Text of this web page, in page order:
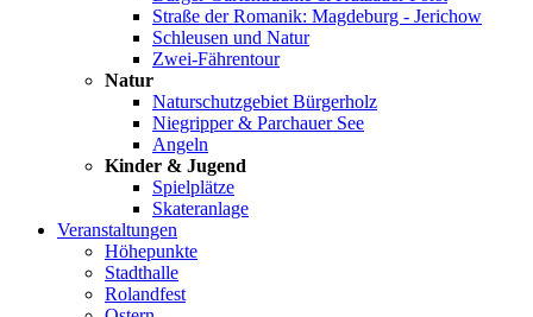
Straße der Romanik: Magdeburg - Jerichow
Schleusen und Natur
Zwei-Fährentour
Natur
Naturschutzgebiet Bürgerholz
Niegripper & Parchauer See
Angeln
Kinder & Jugend
Spielplätze
Skateranlage
Veranstaltungen
Höhepunkte
Stadthalle
Rolandfest